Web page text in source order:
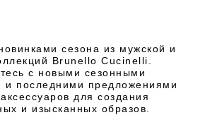
сезона из мужской и
Brunello Cucinelli.
с новыми сезонными
и последними предложениями
для создания
и изысканных образов.